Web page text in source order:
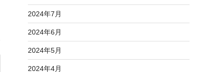
2024年7月
2024年6月
2024年5月
2024年4月